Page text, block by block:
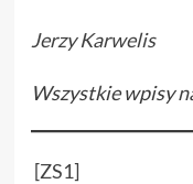
Jerzy Karwelis
Wszystkie wpisy
[ZS1]